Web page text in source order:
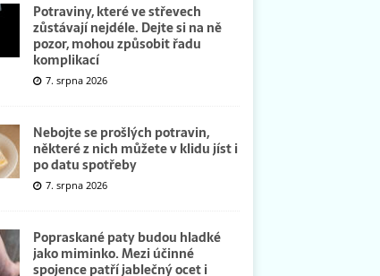
Potraviny, které ve střevech
zůstávají nejdéle. Dejte si na ně
pozor, mohou způsobit řadu
komplikací
7. srpna 2026
Nebojte se prošlých potravin,
některé z nich můžete v klidu jíst i
po datu spotřeby
7. srpna 2026
Popraskané paty budou hladké
jako miminko. Mezi účinné
spojence patří jablečný ocet i